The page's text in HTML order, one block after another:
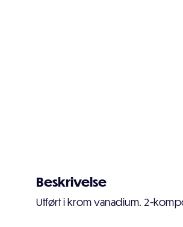
Beskrivelse
Utført i krom vanadium. 2-